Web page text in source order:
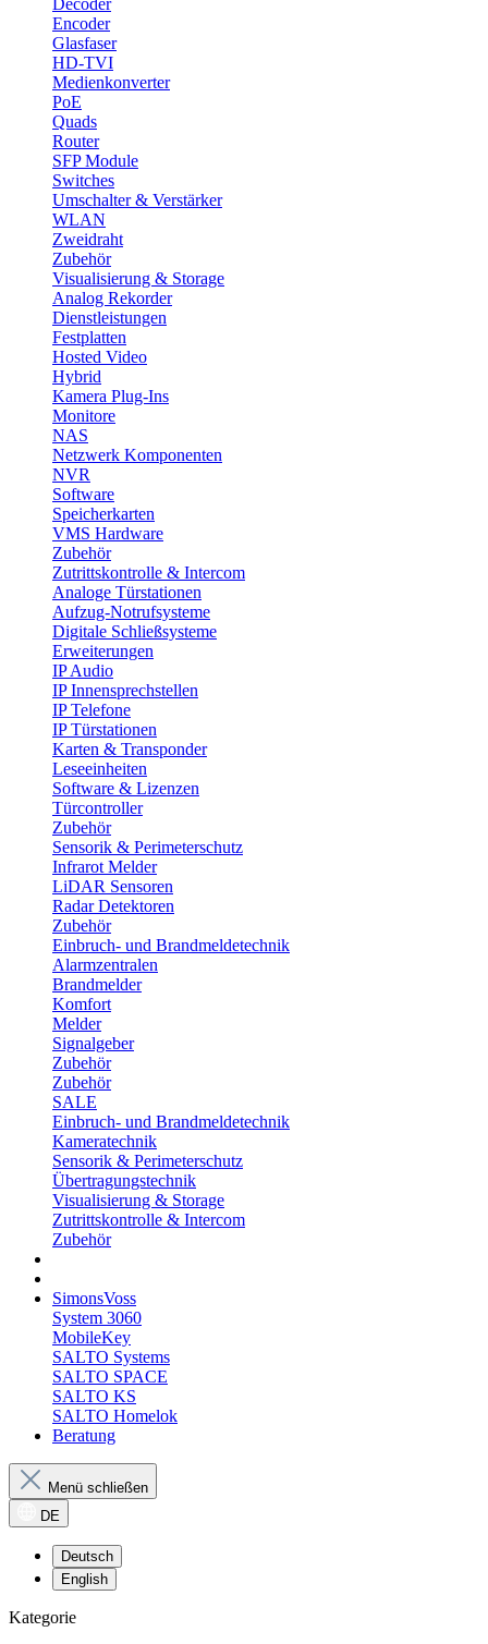
Encoder
Glasfaser
HD-TVI
Medienkonverter
PoE
Quads
Router
SFP Module
Switches
Umschalter & Verstärker
WLAN
Zweidraht
Zubehör
Visualisierung & Storage
Analog Rekorder
Dienstleistungen
Festplatten
Hosted Video
Hybrid
Kamera Plug-Ins
Monitore
NAS
Netzwerk Komponenten
NVR
Software
Speicherkarten
VMS Hardware
Zubehör
Zutrittskontrolle & Intercom
Analoge Türstationen
Aufzug-Notrufsysteme
Digitale Schließsysteme
Erweiterungen
IP Audio
IP Innensprechstellen
IP Telefone
IP Türstationen
Karten & Transponder
Leseeinheiten
Software & Lizenzen
Türcontroller
Zubehör
Sensorik & Perimeterschutz
Infrarot Melder
LiDAR Sensoren
Radar Detektoren
Zubehör
Einbruch- und Brandmeldetechnik
Alarmzentralen
Brandmelder
Komfort
Melder
Signalgeber
Zubehör
Zubehör
SALE
Einbruch- und Brandmeldetechnik
Kameratechnik
Sensorik & Perimeterschutz
Übertragungstechnik
Visualisierung & Storage
Zutrittskontrolle & Intercom
Zubehör
SimonsVoss
System 3060
MobileKey
SALTO Systems
SALTO SPACE
SALTO KS
SALTO Homelok
Beratung
Menü schließen
DE
Deutsch
English
Kategorie